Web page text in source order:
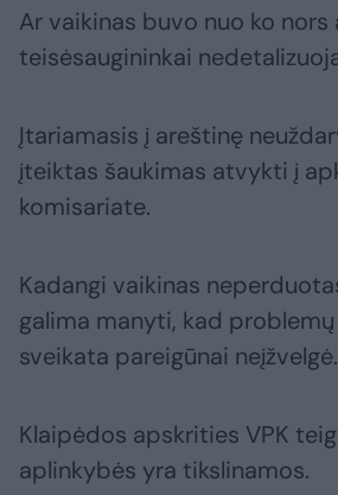
Ar vaikinas buvo nuo ko nors
teisėsaugininkai
Įtariamasis į areštinę
įteiktas šaukimas atvykti į
komisariate.
Kadangi vaikinas
galima manyti, kad
sveikata pareigūnai neįžvelgė.
Klaipėdos apskrities VPK
aplinkybės yra tikslinamos.